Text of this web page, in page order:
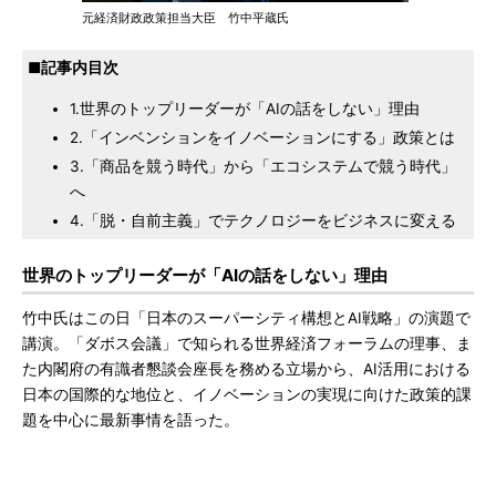
元経済財政政策担当大臣 竹中平蔵氏
■記事内目次
1.世界のトップリーダーが「AIの話をしない」理由
2.「インベンションをイノベーションにする」政策とは
3.「商品を競う時代」から「エコシステムで競う時代」
へ
4.「脱・自前主義」でテクノロジーをビジネスに変える
世界のトップリーダーが「AIの話をしない」理由
竹中氏はこの日「日本のスーパーシティ構想とAI戦略」の演題で
講演。「ダボス会議」で知られる世界経済フォーラムの理事、ま
た内閣府の有識者懇談会座長を務める立場から、AI活用における
日本の国際的な地位と、イノベーションの実現に向けた政策的課
題を中心に最新事情を語った。